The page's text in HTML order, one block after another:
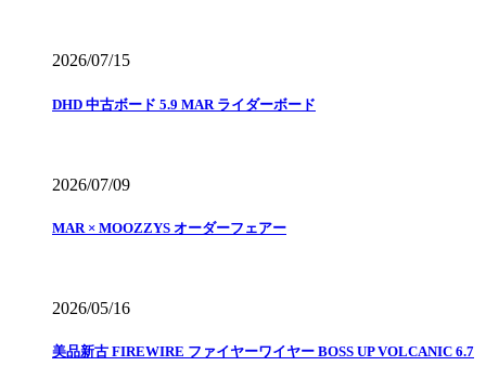
2026/07/15
DHD 中古ボード 5.9 MAR ライダーボード
2026/07/09
MAR × MOOZZYS オーダーフェアー
2026/05/16
美品新古 FIREWIRE ファイヤーワイヤー BOSS UP VOLCANIC 6.7